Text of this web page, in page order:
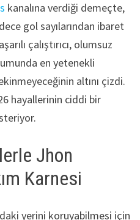
kanalına verdiği demeçte,
gol sayılarından ibaret
çalıştırıcı, olumsuz
en yetenekli
altını çizdi.
hayallerinin ciddi bir
Jhon
Karnesi
yerini koruyabilmesi için